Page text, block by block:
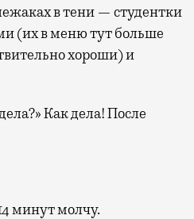
в тени — студентки
(их в меню тут больше
хороши) и
Как дела! После
минут молчу.